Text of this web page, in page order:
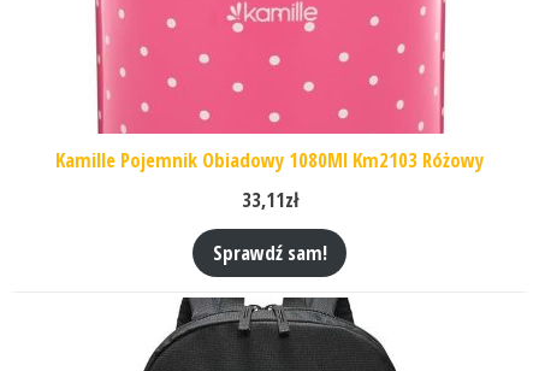
Kamille Pojemnik Obiadowy 1080Ml Km2103 Różowy
33,11zł
Sprawdź sam!